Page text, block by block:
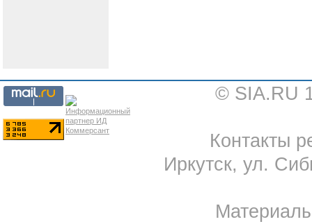
© SIA.RU
Контакты
Иркутск, ул.